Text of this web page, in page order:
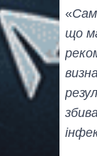
«
що